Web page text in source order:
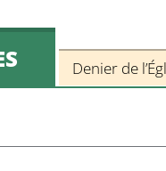
Denier de